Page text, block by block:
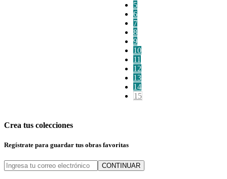
5
6
7
8
9
10
11
12
13
14
15
Crea tus colecciones
Regístrate para guardar tus obras favoritas
CONTINUAR